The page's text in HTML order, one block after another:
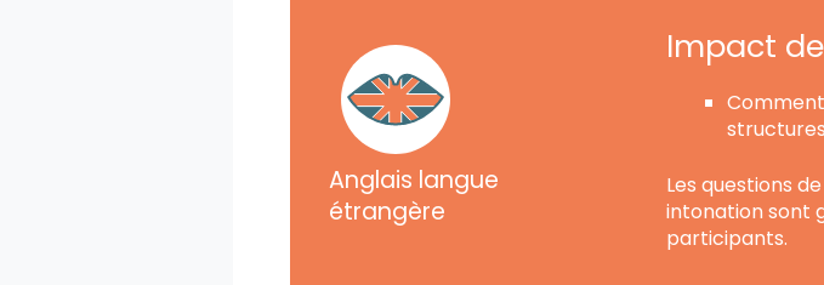
Anglais langue
étrangère
Impact
Les questions
intonation sont
participants.